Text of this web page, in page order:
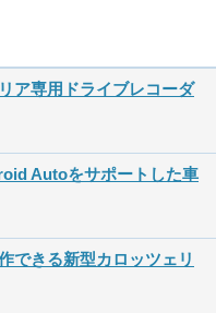
ア専用ドライブレコーダ
Autoをサポートした車
できる新型カロッツェリ